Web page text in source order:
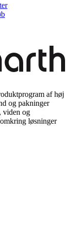
af høj
og pakninger
viden og
løsninger